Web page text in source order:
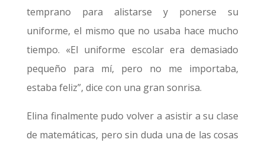
temprano para alistarse y ponerse su
uniforme, el mismo que no usaba hace mucho
tiempo. «El uniforme escolar era demasiado
pequeño para mí, pero no me importaba,
estaba feliz”, dice con una gran sonrisa.
Elina finalmente pudo volver a asistir a su clase
de matemáticas, pero sin duda una de las cosas